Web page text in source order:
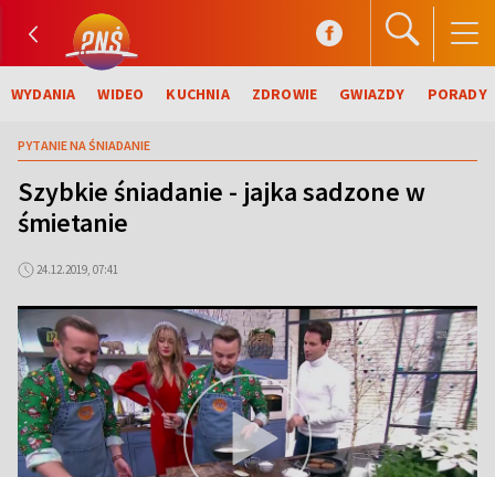
WYDANIA WIDEO KUCHNIA ZDROWIE GWIAZDY PORADY
PYTANIE NA ŚNIADANIE
Szybkie śniadanie - jajka sadzone w
śmietanie
24.12.2019, 07:41